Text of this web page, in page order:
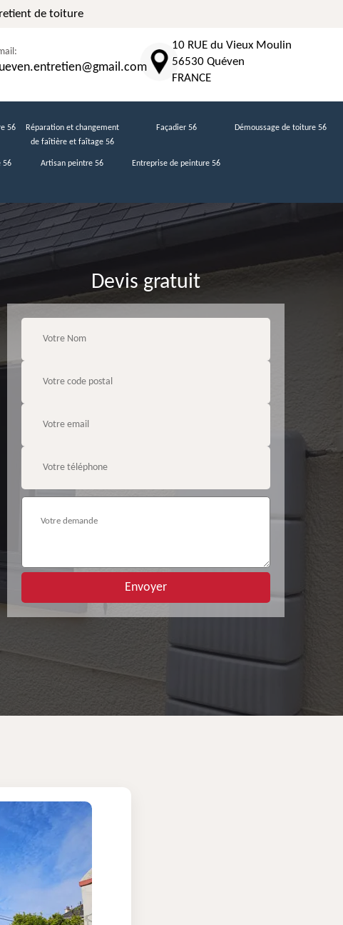
de toiture
10 RUE du Vieux Moulin
56530 Quéven
FRANCE
56
Réparation et changement
de faîtière et faîtage 56
Façadier 56 Démoussage de toiture 56
56 Artisan peintre 56 Entreprise de peinture 56
Devis gratuit